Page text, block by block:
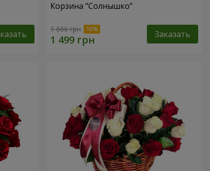
Корзина "Солнышко"
1 666 грн Заказать